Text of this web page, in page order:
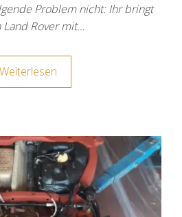
Problem nicht: Ihr bringt
Land Rover mit…
Weiterlesen